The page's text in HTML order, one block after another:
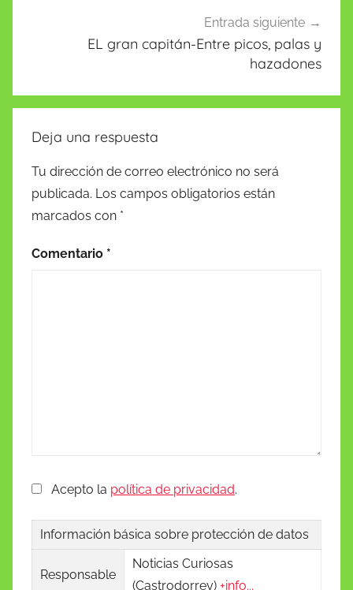
Entrada siguiente
EL gran capitán-Entre picos, palas y
hazadones
Deja una respuesta
Tu dirección de correo electrónico no será
publicada. Los campos obligatorios están
marcados con *
Comentario *
Acepto la política de privacidad.
Información básica sobre protección de datos
Responsable
Noticias Curiosas
(Castrodorrey) +info...